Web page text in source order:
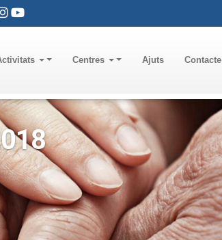
Centres Ajuts Contacte